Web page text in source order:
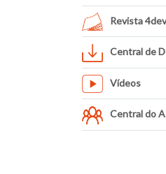
Revista 4dev
Central de
Vídeos
Central do